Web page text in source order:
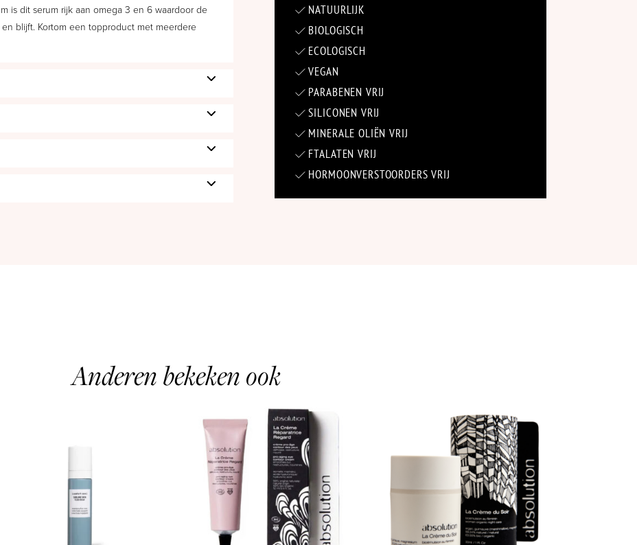
is dit serum rijk aan omega 3 en 6 waardoor de
blijft. Kortom een topproduct met meerdere
NATUURLIJK
BIOLOGISCH
ECOLOGISCH
VEGAN
PARABENEN VRIJ
SILICONEN VRIJ
MINERALE OLIËN VRIJ
FTALATEN VRIJ
HORMOONVERSTOORDERS VRIJ
Anderen bekeken ook